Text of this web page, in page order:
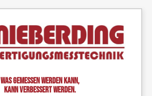
Was gemessen werden kann,
kann verbessert werden.